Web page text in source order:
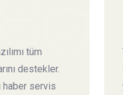
tüm
destekler.
haber servis